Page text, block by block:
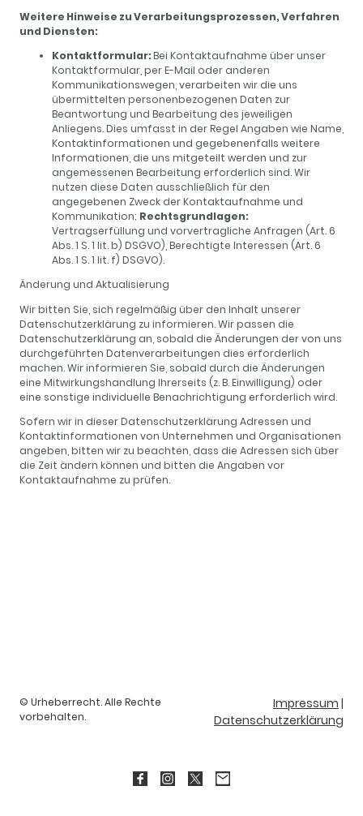
Weitere Hinweise zu Verarbeitungsprozessen, Verfahren
und Diensten:
Kontaktformular:Bei Kontaktaufnahme über unser
Kontaktformular, per E-Mail oder anderen
Kommunikationswegen, verarbeiten wir die uns
übermittelten personenbezogenen Daten zur
Beantwortung und Bearbeitung des jeweiligen
Anliegens. Dies umfasst in der Regel Angaben wie Name,
Kontaktinformationen und gegebenenfalls weitere
Informationen, die uns mitgeteilt werden und zur
angemessenen Bearbeitung erforderlich sind. Wir
nutzen diese Daten ausschließlich für den
angegebenen Zweck der Kontaktaufnahme und
Kommunikation; Rechtsgrundlagen:
Vertragserfüllung und vorvertragliche Anfragen (Art. 6
Abs. 1 S. 1 lit. b) DSGVO), Berechtigte Interessen (Art. 6
Abs. 1 S. 1 lit. f) DSGVO).
Änderung und Aktualisierung
Wir bitten Sie, sich regelmäßig über den Inhalt unserer
Datenschutzerklärung zu informieren. Wir passen die
Datenschutzerklärung an, sobald die Änderungen der von uns
durchgeführten Datenverarbeitungen dies erforderlich
machen. Wir informieren Sie, sobald durch die Änderungen
eine Mitwirkungshandlung Ihrerseits (z. B. Einwilligung) oder
eine sonstige individuelle Benachrichtigung erforderlich wird.
Sofern wir in dieser Datenschutzerklärung Adressen und
Kontaktinformationen von Unternehmen und Organisationen
angeben, bitten wir zu beachten, dass die Adressen sich über
die Zeit ändern können und bitten die Angaben vor
Kontaktaufnahme zu prüfen.
© Urheberrecht. Alle Rechte
vorbehalten.
Impressum |
Datenschutzerklärung